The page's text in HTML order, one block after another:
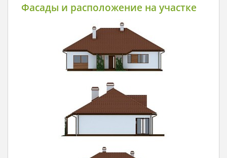
Фасады и расположение на участке